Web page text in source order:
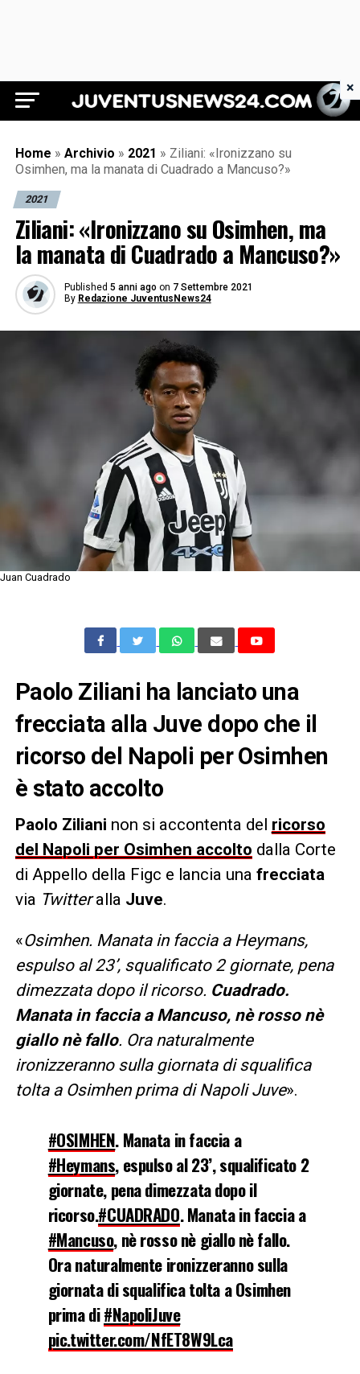
Juventus News 24
Home » Archivio » 2021 » Ziliani: «Ironizzano su
Osimhen, ma la manata di Cuadrado a Mancuso?»
2021
Ziliani: «Ironizzano su Osimhen, ma
la manata di Cuadrado a Mancuso?»
Published 5 anni ago on 7 Settembre 2021
By Redazione JuventusNews24
Juan Cuadrado
Paolo Ziliani ha lanciato una
frecciata alla Juve dopo che il
ricorso del Napoli per Osimhen
è stato accolto
Paolo Ziliani non si accontenta del ricorso
del Napoli per Osimhen accolto dalla Corte
di Appello della Figc e lancia una frecciata
via Twitteralla Juve.
«Osimhen. Manata in faccia a Heymans,
espulso al 23’, squalificato 2 giornate, pena
dimezzata dopo il ricorso. Cuadrado.
Manata in faccia a Mancuso, nè rosso nè
giallo nè fallo. Ora naturalmente
ironizzeranno sulla giornata di squalifica
tolta a Osimhen prima di Napoli Juve».
#OSIMHEN. Manata in faccia a
#Heymans, espulso al 23’, squalificato 2
giornate, pena dimezzata dopo il
ricorso.#CUADRADO. Manata in faccia a
#Mancuso, nè rosso nè giallo nè fallo.
Ora naturalmente ironizzeranno sulla
giornata di squalifica tolta a Osimhen
prima di#NapoliJuve
pic.twitter.com/NfET8W9Lca
×